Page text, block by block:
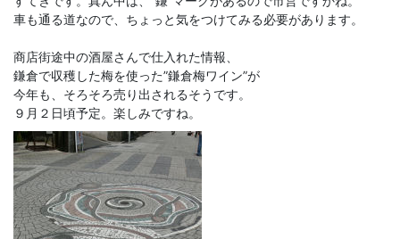
車も通る道なので、ちょっと気をつけてみる必要があります。
商店街途中の酒屋さんで仕入れた情報、
鎌倉で収穫した梅を使った”鎌倉梅ワイン”が
今年も、そろそろ売り出されるそうです。
９月２日頃予定。楽しみですね。